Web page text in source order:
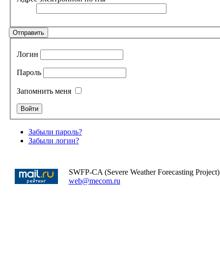
Отправить
Логин
Пароль
Запомнить меня
Забыли пароль?
Забыли логин?
SWFP-CA (Severe Weather Forecasting Project)
web@mecom.ru